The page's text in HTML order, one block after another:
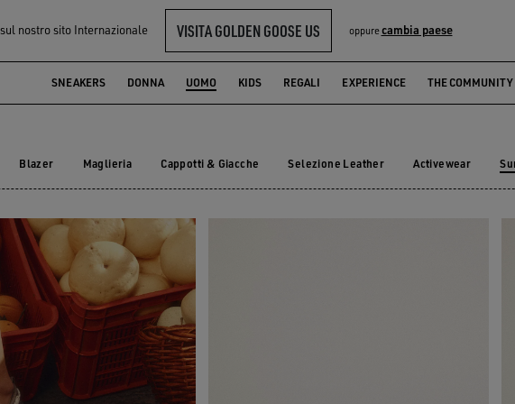
nostro sito Internazionale VISITA GOLDEN GOOSE US oppurecambia paese
SNEAKERS DONNA UOMO KIDS REGALI EXPERIENCE THE COMMUNITY
Blazer Maglieria Cappotti & Giacche Selezione Leather Activewear